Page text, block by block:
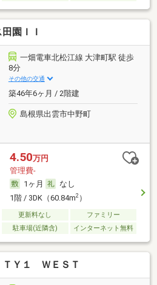
園ＩＩ
一畑電車北松江線 大津町駅 徒歩
8分
その他の交通
築46年6ヶ月 / 2階建
島根県出雲市中野町
4.50万円
管理費-
1ヶ月
なし
1階 / 3DK（60.84m2）
更新料なし
ファミリー
駐車場(近隣含) インターネット無料
ＴＹ１ ＷＥＳＴ